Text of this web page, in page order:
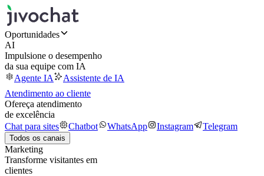
Oportunidades
AI
Impulsione o desempenho
da sua equipe com IA
Agente IA
Assistente de IA
Atendimento ao cliente
Ofereça atendimento
de excelência
Chat para sites
Chatbot WhatsApp Instagram Telegram
Todos os canais
Marketing
Transforme visitantes em
clientes